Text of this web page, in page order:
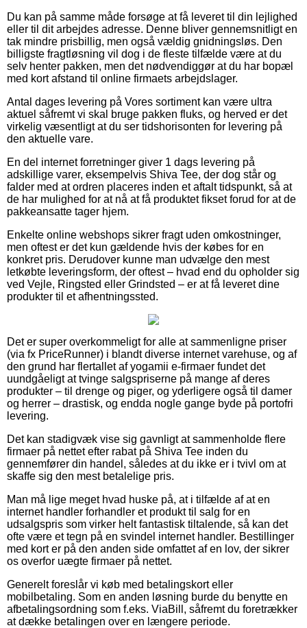
Du kan på samme måde forsøge at få leveret til din lejlighed
eller til dit arbejdes adresse. Denne bliver gennemsnitligt en
tak mindre prisbillig, men også vældig gnidningsløs. Den
billigste fragtløsning vil dog i de fleste tilfælde være at du
selv henter pakken, men det nødvendiggør at du har bopæl
med kort afstand til online firmaets arbejdslager.
Antal dages levering på Vores sortiment kan være ultra
aktuel såfremt vi skal bruge pakken fluks, og herved er det
virkelig væsentligt at du ser tidshorisonten for levering på
den aktuelle vare.
En del internet forretninger giver 1 dags levering på
adskillige varer, eksempelvis Shiva Tee, der dog står og
falder med at ordren placeres inden et aftalt tidspunkt, så at
de har mulighed for at nå at få produktet fikset forud for at de
pakkeansatte tager hjem.
Enkelte online webshops sikrer fragt uden omkostninger,
men oftest er det kun gældende hvis der købes for en
konkret pris. Derudover kunne man udvælge den mest
letkøbte leveringsform, der oftest – hvad end du opholder sig
ved Vejle, Ringsted eller Grindsted – er at få leveret dine
produkter til et afhentningssted.
Det er super overkommeligt for alle at sammenligne priser
(via fx PriceRunner) i blandt diverse internet varehuse, og af
den grund har flertallet af yogamii e-firmaer fundet det
uundgåeligt at tvinge salgspriserne på mange af deres
produkter – til drenge og piger, og yderligere også til damer
og herrer – drastisk, og endda nogle gange byde på portofri
levering.
Det kan stadigvæk vise sig gavnligt at sammenholde flere
firmaer på nettet efter rabat på Shiva Tee inden du
gennemfører din handel, således at du ikke er i tvivl om at
skaffe sig den mest betalelige pris.
Man må lige meget hvad huske på, at i tilfælde af at en
internet handler forhandler et produkt til salg for en
udsalgspris som virker helt fantastisk tiltalende, så kan det
ofte være et tegn på en svindel internet handler. Bestillinger
med kort er på den anden side omfattet af en lov, der sikrer
os overfor uægte firmaer på nettet.
Generelt foreslår vi køb med betalingskort eller
mobilbetaling. Som en anden løsning burde du benytte en
afbetalingsordning som f.eks. ViaBill, såfremt du foretrækker
at dække betalingen over en længere periode.